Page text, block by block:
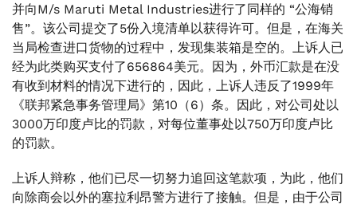
并向M/s Maruti Metal Industries进行了同样的 “公海销
售”。该公司提交了5份入境清单以获得许可。但是，在海关
当局检查进口货物的过程中，发现集装箱是空的。上诉人已
经为此类购买支付了656864美元。因为，外币汇款是在没
有收到材料的情况下进行的，因此，上诉人违反了1999年
《联邦紧急事务管理局》第10（6）条。因此，对公司处以
3000万印度卢比的罚款，对每位董事处以750万印度卢比
的罚款。
上诉人辩称，他们已尽一切努力追回这笔款项，为此，他们
向除商会以外的塞拉利昂警方进行了接触。但是，由于公司